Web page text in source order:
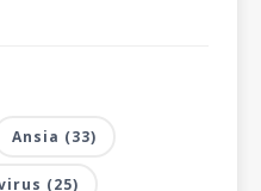
Ansia (33)
(25)